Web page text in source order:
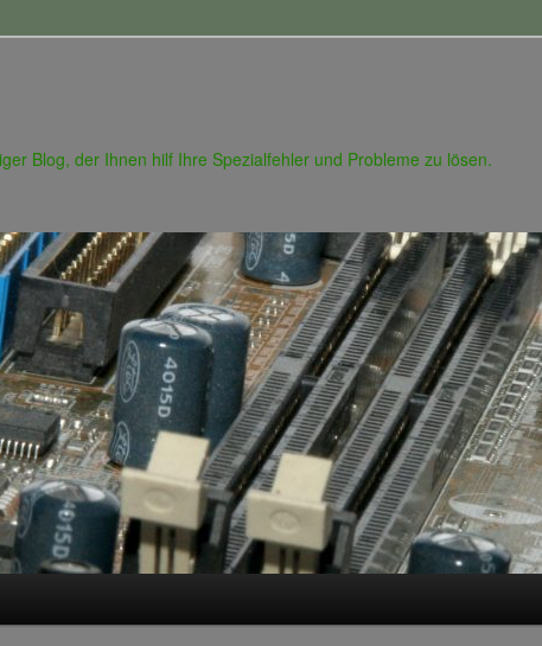
Blog, der Ihnen hilf Ihre Spezialfehler und Probleme zu lösen.